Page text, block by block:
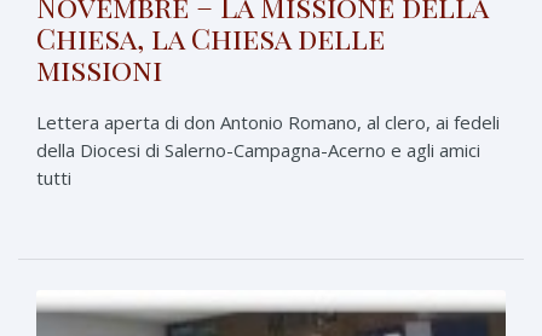
Chiesa, la Chiesa delle
missioni
Lettera aperta di don Antonio Romano, al clero, ai fedeli
della Diocesi di Salerno-Campagna-Acerno e agli amici
tutti